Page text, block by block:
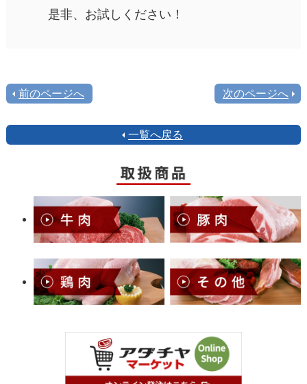
是非、お試しください！
前のページへ 次のページへ
一覧へ戻る